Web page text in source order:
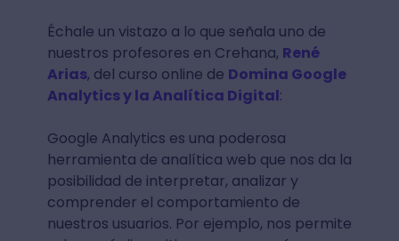
Échale un vistazo a lo que señala uno de
nuestros profesores en Crehana, René
Arias, del curso online de Domina Google
Analytics y la Analítica Digital:
Google Analytics es una poderosa
herramienta de analítica web que nos da la
posibilidad de interpretar, analizar y
comprender el comportamiento de
nuestros usuarios. Por ejemplo, nos permite